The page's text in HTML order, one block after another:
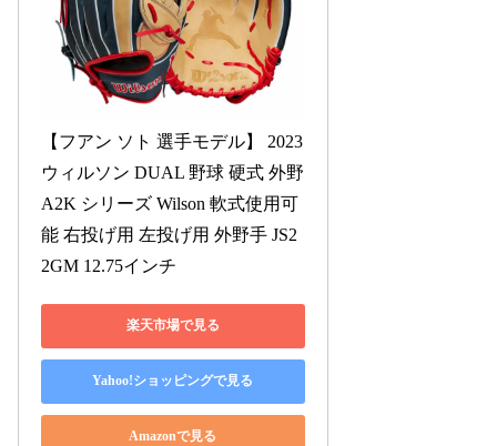
【フアン ソト 選手モデル】 2023
ウィルソン DUAL 野球 硬式 外野
A2K シリーズ Wilson 軟式使用可
能 右投げ用 左投げ用 外野手 JS2
2GM 12.75インチ
楽天市場で見る
Yahoo!ショッピングで見る
Amazonで見る